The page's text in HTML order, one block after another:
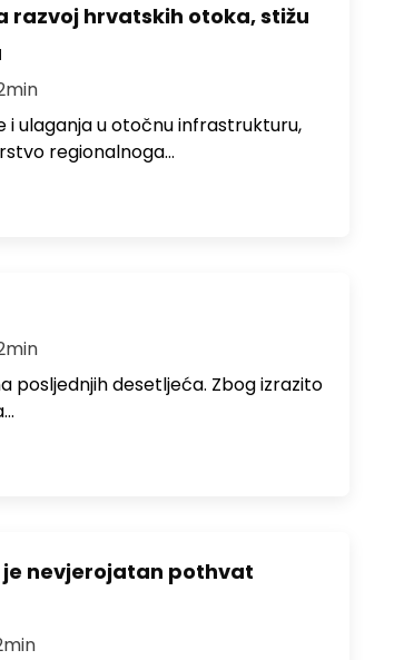
razvoj hrvatskih otoka, stižu
ulaganja u otočnu infrastrukturu,
regionalnoga…
posljednjih desetljeća. Zbog izrazito
je nevjerojatan pothvat